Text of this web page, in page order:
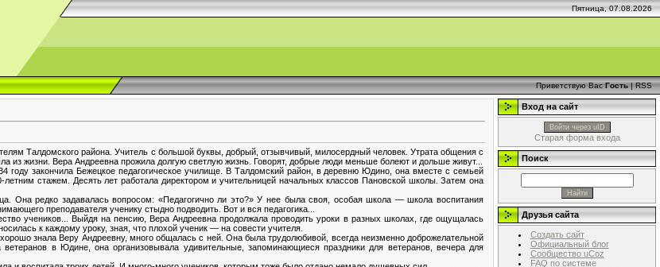
Пятница, 07.08.2026
Приветствую Вас Гость|RSS
Талдомского района. Учитель с большой буквы, добрый, отзывчивый, милосердный человек. Утрата общения с
из жизни. Вера Андреевна прожила долгую светлую жизнь. Говорят, добрые люди меньше болеют и дольше живут...
году закончила Бежецкое педагогическое училище. В Талдомский район, в деревню Юдино, она вместе с семьей
стажем. Десять лет работала директором и учительницей начальных классов Пановской школы. Затем она
Она редко задавалась вопросом: «Педагогично ли это?» У нее была своя, особая школа — школа воспитания
преподавателя ученику стыдно подводить. Вот и вся педагогика...
учеников... Выйдя на пенсию, Вера Андреевна продолжала проводить уроки в разных школах, где ощущалась
к каждому уроку, зная, что плохой ученик — на совести учителя.
знала Веру Андреевну, много общалась с ней. Она была трудолюбивой, всегда неизменно доброжелательной
в Юдине, она организовывала удивительные, запоминающиеся праздники для ветеранов, вечера для
Вход на сайт
Войти через uID
Старая форма входа
Поиск
Друзья сайта
Создать сайт
Официальный блог
Сообщество uCoz
FAQ по системе